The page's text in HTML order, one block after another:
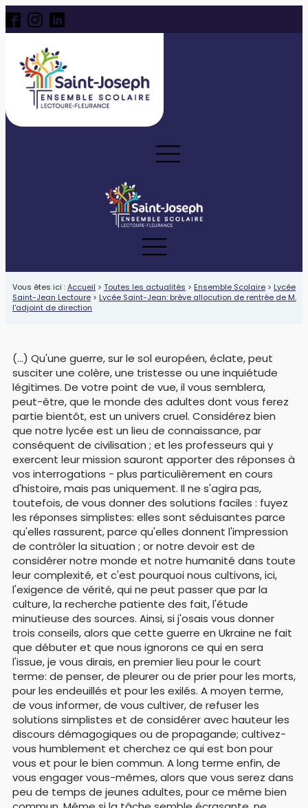
Vous êtes ici :Accueil > Toutes les actualités > Ensemble Scolaire > Lycée
Saint-Jean Lectoure > Lycée Saint-Jean: brève allocution de rentrée de M.
l'adjoint de direction
(...) Qu'une guerre, sur le sol européen, éclate, peut
susciter une colère, une tristesse ou une inquiétude
légitimes. De votre point de vue, il vous semblera,
peut-être, que le monde des adultes dont vous ferez
partie bientôt, est un univers cruel. Considérez bien
que notre lycée est un lieu de connaissance, par
conséquent de civilisation ; et les professeurs qui y
exercent leur mission sauront apporter des réponses à
vos interrogations - plus particulièrement en cours
d'histoire, mais pas uniquement. Il ne s'agira pas,
toutefois, de vous donner des solutions faciles : fuyez
les réponses simplistes: elles sont séduisantes parce
qu'elles rassurent, parce qu'elles donnent l'impression
de contrôler la situation ; or notre devoir est de
considérer notre monde et notre humanité dans toute
leur complexité, et c'est pourquoi nous cultivons, ici,
l'exigence de vérité, qui ne peut passer que par la
culture, la recherche patiente des fait, l'étude
minutieuse des sources. Ainsi, si j'osais vous donner
trois conseils, alors que cette guerre en Ukraine ne fait
que débuter et que nous ignorons ce qui en sera
l'issue, je vous dirais, en premier lieu pour le court
terme: de penser, de pleurer ou de prier pour les morts,
pour les endeuillés et pour les exilés. A moyen terme,
de vous informer, de vous cultiver, de refuser les
solutions simplistes et de considérer avec hauteur les
discours démagogiques ou de propagande; cultivez-
vous humblement et cherchez ce qui est bon pour
vous et pour le bien commun. A long terme enfin, de
vous engager vous-mêmes, alors que vous serez dans
peu de temps de jeunes adultes, pour ce même bien